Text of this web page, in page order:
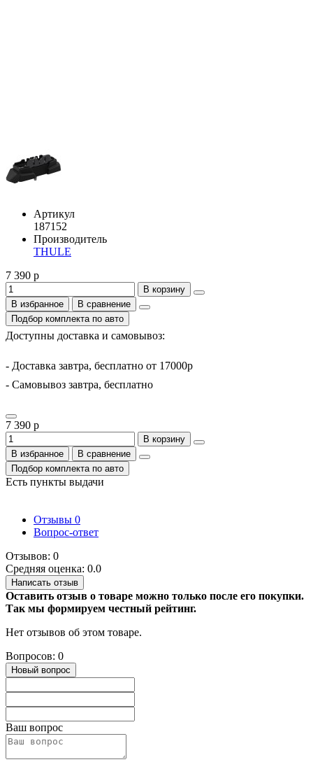
Артикул
187152
Производитель
THULE
7 390 р
В корзину
В избранное
В сравнение
Подбор комплекта по авто
Доступны доставка и самовывоз:
- Доставка завтра, бесплатно от 17000р
- Самовывоз завтра, бесплатно
7 390 р
В корзину
В избранное
В сравнение
Подбор комплекта по авто
Есть пункты выдачи
Отзывы 0
Вопрос-ответ
Отзывов: 0
Средняя оценка: 0.0
Написать отзыв
Оставить отзыв о товаре можно только после его покупки.
Так мы формируем честный рейтинг.
Нет отзывов об этом товаре.
Вопросов: 0
Новый вопрос
Ваш вопрос